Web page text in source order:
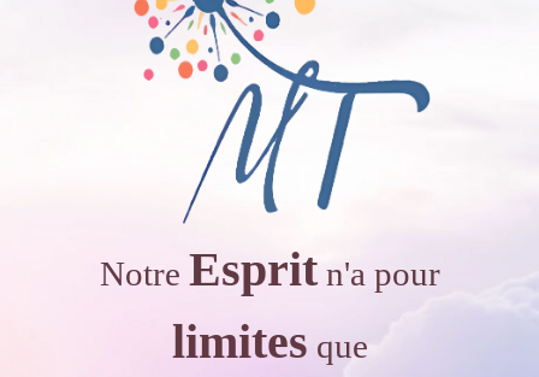
Notre Espritn'a pour
limites que